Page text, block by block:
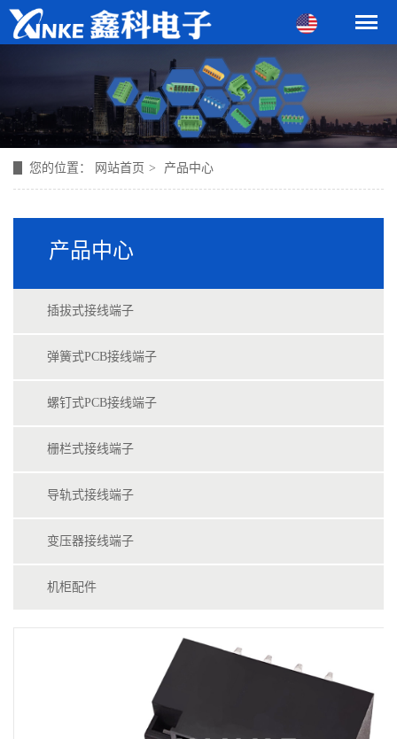
您的位置： 网站首页 > 产品中心
产品中心
插拔式接线端子
弹簧式PCB接线端子
螺钉式PCB接线端子
栅栏式接线端子
导轨式接线端子
变压器接线端子
机柜配件